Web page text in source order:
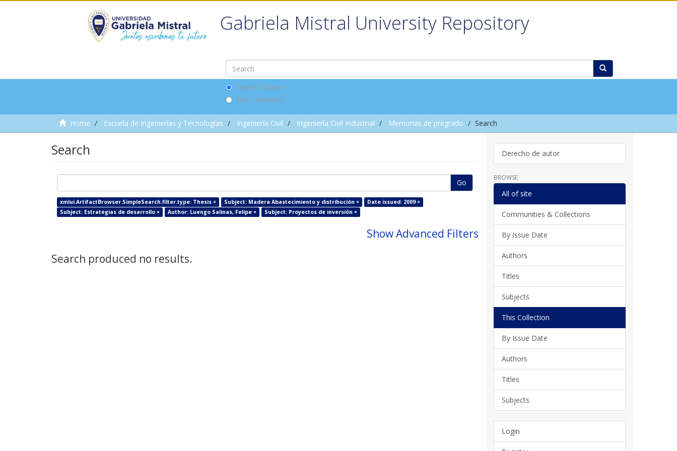
Gabriela Mistral University Repository
Search DSpace
This Collection
Home Escuela de Ingenierías y Tecnologías Ingeniería Civil Ingeniería Civil Industrial Memorias de pregrado Search
Search
Go
xmlui.ArtifactBrowser.SimpleSearch.filter.type: Thesis × Subject: Madera Abastecimiento y distribución ×
Date issued: 2009 ×
Subject: Estrategias de desarrollo ×
Author: Luengo Salinas, Felipe × Subject: Proyectos de inversión ×
Show Advanced Filters
Search produced no results.
Derecho de autor
BROWSE
All of site
Communities & Collections
By Issue Date
Authors
Titles
Subjects
This Collection
By Issue Date
Authors
Titles
Subjects
Login